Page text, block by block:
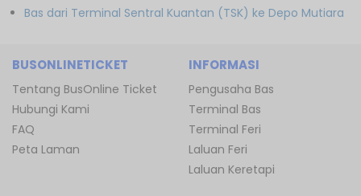
Bas dari Terminal Sentral Kuantan (TSK) ke Depo Mutiara
BUSONLINETICKET
Tentang BusOnline Ticket
Hubungi Kami
FAQ
Peta Laman
INFORMASI
Pengusaha Bas
Terminal Bas
Terminal Feri
Laluan Feri
Laluan Keretapi